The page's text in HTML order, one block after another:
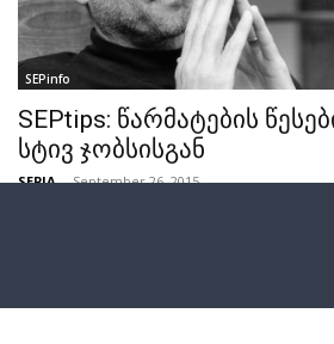
SEPinfo
SEPtips: წარმატების
სტივ ჯობსისგან
SEPIA - September 26, 2015